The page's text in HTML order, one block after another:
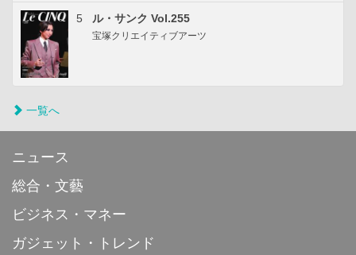
5 ル・サンク Vol.255
宝塚クリエイティブアーツ
一覧へ
ニュース
総合・文藝
ビジネス・マネー
ガジェット・トレンド